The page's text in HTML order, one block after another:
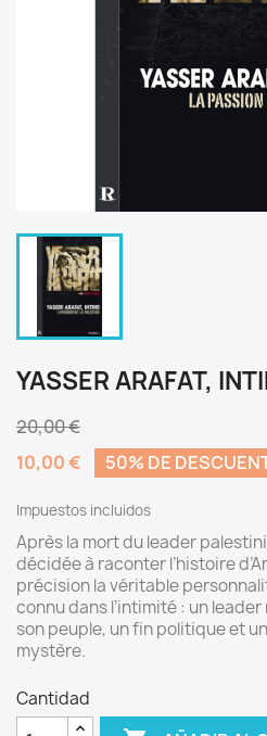
YASSER ARAFAT,
20,00 €
10,00 €
50% DE
Impuestos incluidos
Après la mort du leader
décidée à raconter l’histoire
précision la véritable
connu dans l’intimité : un
son peuple, un fin politique et
mystère.
Cantidad